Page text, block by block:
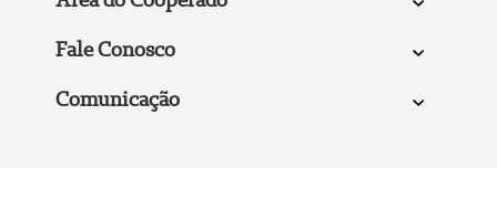
Fale Conosco
Comunicação